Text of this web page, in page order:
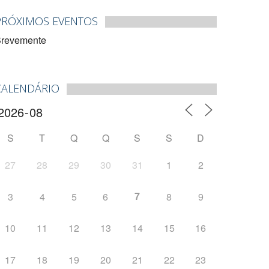
EVENTOS
S T Q Q S S
D
27
28 29 30 31 1 2
3 4 5 6 7 8 9
10 11 12 13 14 15 16
17 18 19 20 21 22 23